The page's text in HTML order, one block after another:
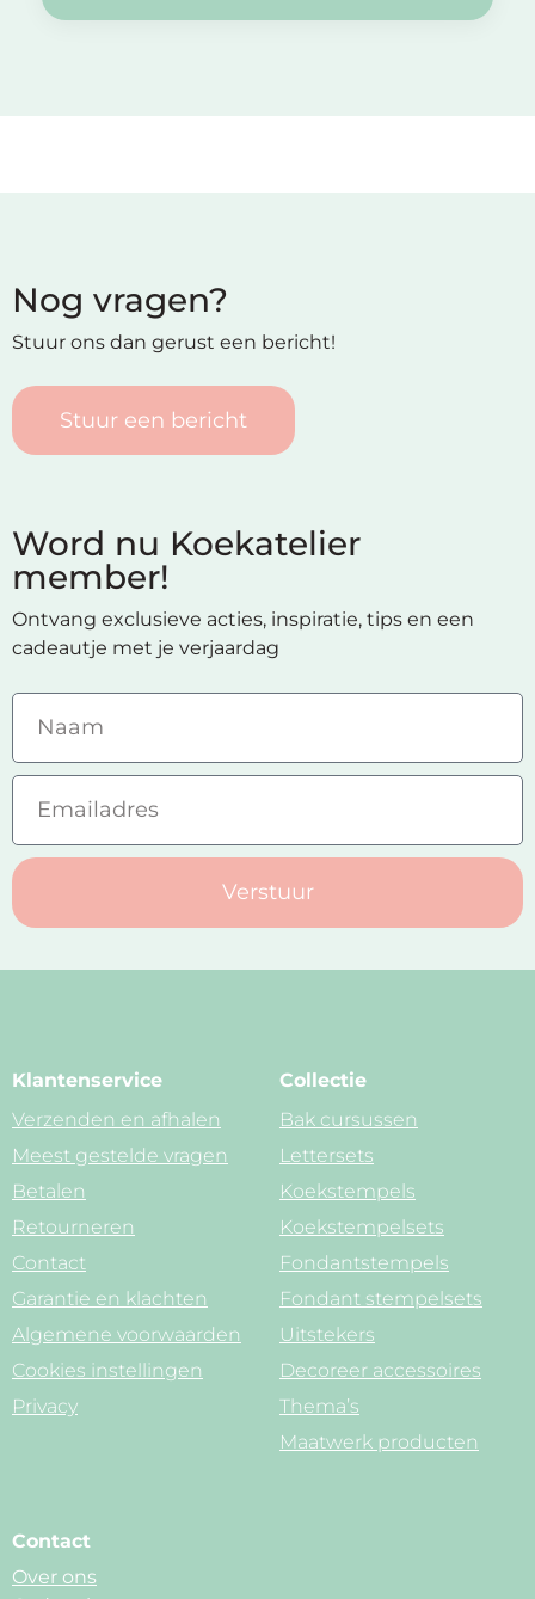
Nog vragen?
Stuur ons dan gerust een bericht!
Stuur een bericht
Word nu Koekatelier
member!
Ontvang exclusieve acties, inspiratie, tips en een
cadeautje met je verjaardag
Verstuur
Klantenservice
Verzenden en afhalen
Meest gestelde vragen
Betalen
Retourneren
Contact
Garantie en klachten
Algemene voorwaarden
Cookies instellingen
Privacy
Collectie
Bak cursussen
Lettersets
Koekstempels
Koekstempelsets
Fondantstempels
Fondant stempelsets
Uitstekers
Decoreer accessoires
Thema’s
Maatwerk producten
Contact
Over ons